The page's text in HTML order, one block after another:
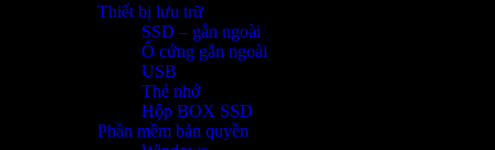
Thiết bị lưu trữ
SSD – gắn ngoài
Ổ cứng gắn ngoài
USB
Thẻ nhớ
Hộp BOX SSD
Phần mềm bản quyền